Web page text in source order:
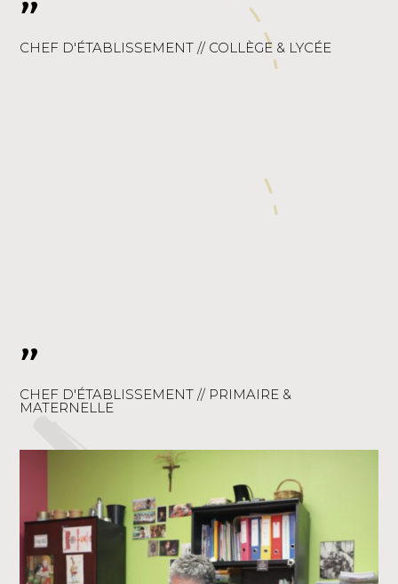
"
CHEF D'ÉTABLISSEMENT // COLLÈGE & LYCÉE
"
CHEF D'ÉTABLISSEMENT // PRIMAIRE &
MATERNELLE